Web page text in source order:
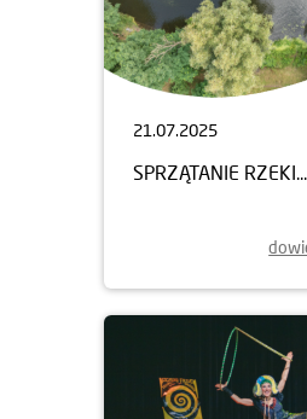
21.07.2025
SPRZĄTANIE